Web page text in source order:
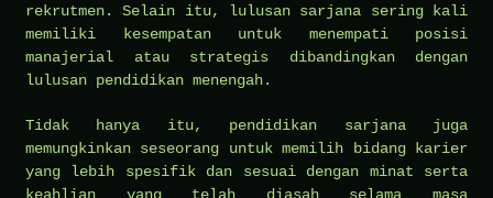
rekrutmen. Selain itu, lulusan sarjana sering kali
memiliki kesempatan untuk menempati posisi
manajerial atau strategis dibandingkan dengan
lulusan pendidikan menengah.
Tidak hanya itu, pendidikan sarjana juga
memungkinkan seseorang untuk memilih bidang karier
yang lebih spesifik dan sesuai dengan minat serta